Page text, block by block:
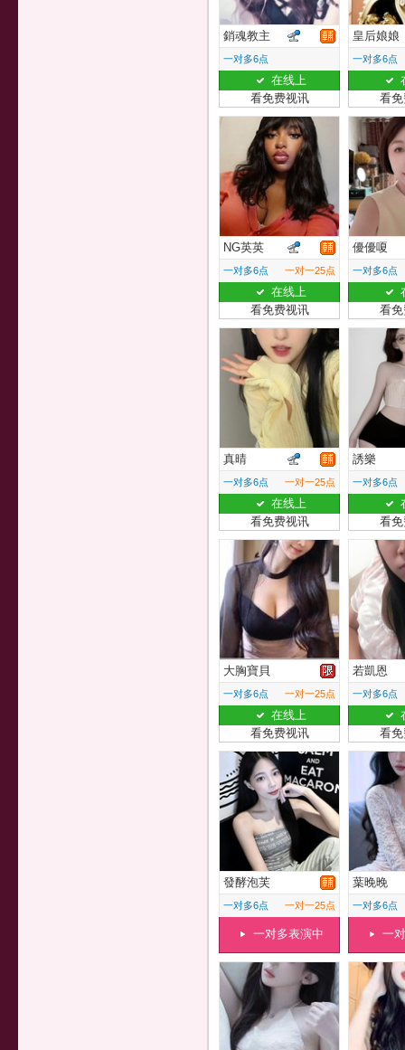
銷魂教主
一对多6点
在线上
看免费视讯
皇后娘娘
一对多6点
看
NG英英
一对多6点 一对一25点
在线上
看免费视讯
優優嗄
一对多6点
看
真晴
一对多6点 一对一25点
在线上
看免费视讯
誘樂
一对多6点
看
大胸寶貝
一对多6点 一对一25点
在线上
看免费视讯
若凱恩
一对多6点
看
發酵泡芙
一对多6点 一对一25点
一对多表演中
葉晚晚
一对多6点
一